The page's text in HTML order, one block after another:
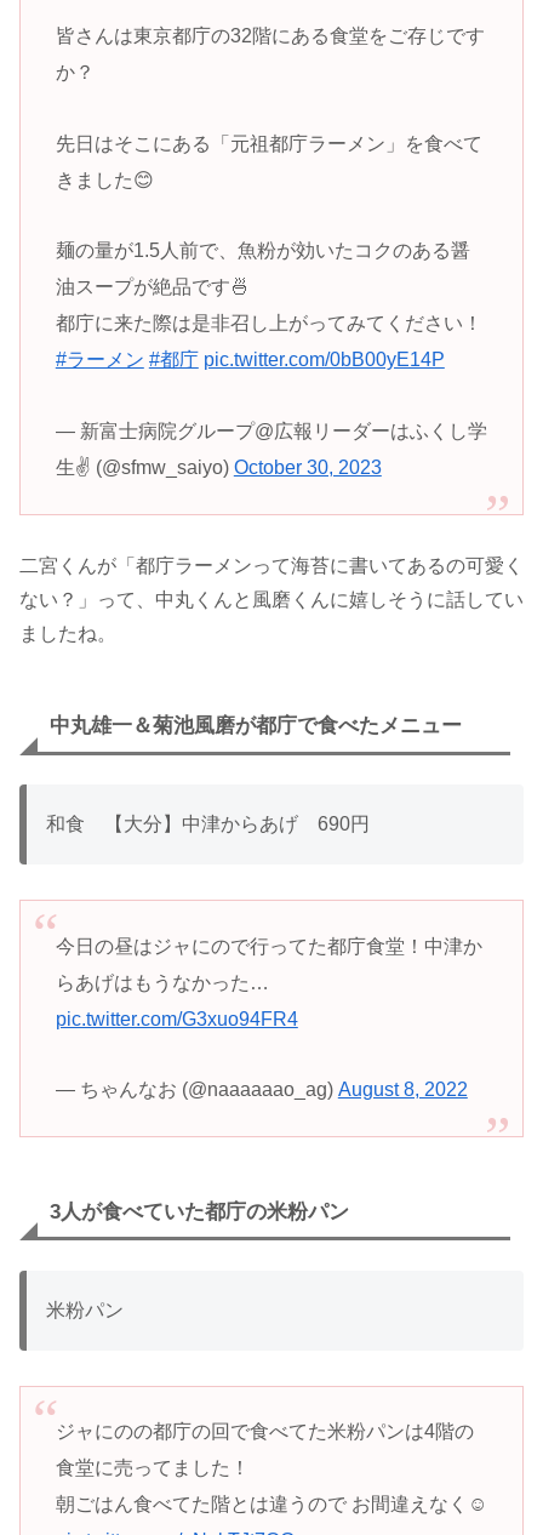
皆さんは東京都庁の32階にある食堂をご存じです
か？
先日はそこにある「元祖都庁ラーメン」を食べて
きました😊
麺の量が1.5人前で、魚粉が効いたコクのある醤
油スープが絶品です🍜
都庁に来た際は是非召し上がってみてください！
#ラーメン #都庁 pic.twitter.com/0bB00yE14P
— 新富士病院グループ@広報リーダーはふくし学
生✌️ (@sfmw_saiyo) October 30, 2023
二宮くんが「都庁ラーメンって海苔に書いてあるの可愛く
ない？」って、中丸くんと風磨くんに嬉しそうに話してい
ましたね。
中丸雄一＆菊池風磨が都庁で食べたメニュー
和食 【大分】中津からあげ 690円
今日の昼はジャにので行ってた都庁食堂！中津か
らあげはもうなかった…
pic.twitter.com/G3xuo94FR4
— ちゃんなお (@naaaaaao_ag) August 8, 2022
3人が食べていた都庁の米粉パン
米粉パン
ジャにのの都庁の回で食べてた米粉パンは4階の
食堂に売ってました！
朝ごはん食べてた階とは違うので お間違えなく☺️